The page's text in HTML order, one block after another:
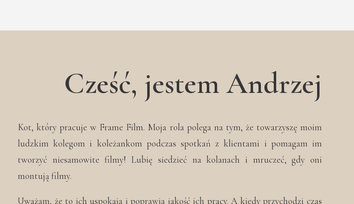
Cześć, jestem Andrzej
Kot, który pracuje w Frame Film. Moja rola polega na tym, że towarzyszę moim
ludzkim kolegom i koleżankom podczas spotkań z klientami i pomagam im
tworzyć niesamowite filmy! Lubię siedzieć na kolanach i mruczeć, gdy oni
montują filmy.
Uważam, że to ich uspokaja i poprawia jakość ich pracy. A kiedy przychodzi czas